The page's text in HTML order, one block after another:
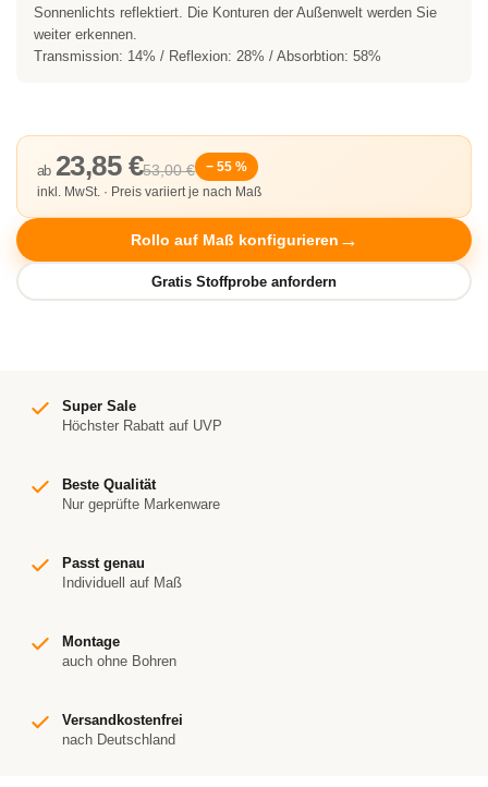
Sonnenlichts reflektiert. Die Konturen der Außenwelt werden Sie
weiter erkennen.
Transmission: 14% / Reflexion: 28% / Absorbtion: 58%
53,00 €
ab 23,85 €
− 55 %
inkl. MwSt. · Preis variiert je nach Maß
Rollo auf Maß konfigurieren
Super Sale
Höchster Rabatt auf UVP
Beste Qualität
Nur geprüfte Markenware
Passt genau
Individuell auf Maß
Montage
auch ohne Bohren
Versandkostenfrei
nach Deutschland